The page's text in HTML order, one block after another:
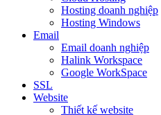
Hosting doanh nghiệp
Hosting Windows
Email
Email doanh nghiệp
Halink Workspace
Google WorkSpace
SSL
Website
Thiết kế website